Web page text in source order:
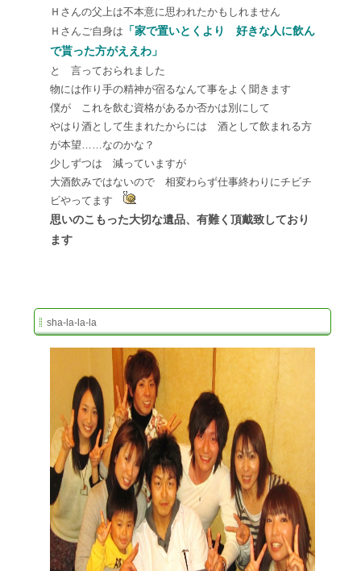
Ｈさんの父上は不本意に思われたかもしれません
Ｈさんご自身は 「家で置いとくより 好きな人に飲ん
で貰った方がええわ」
と 言っておられました
物には作り手の精神が宿るなんて事をよく聞きます
僕が これを飲む資格があるか否かは別にして
やはり酒として生まれたからには 酒として飲まれる方
が本望……なのかな？
少しずつは 減っていますが
大酒飲みではないので 相変わらず仕事終わりにチビチ
ビやってます
思いのこもった大切な遺品、有難く頂戴致しており
ます
sha-la-la-la